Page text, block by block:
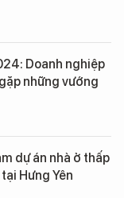
Doanh nghiệp
những vướng
dự án nhà ở thấp
Hưng Yên